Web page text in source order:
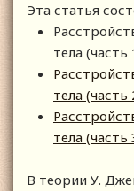
Эта статья
тела (часть
тела (часть
тела (часть
В теории У.